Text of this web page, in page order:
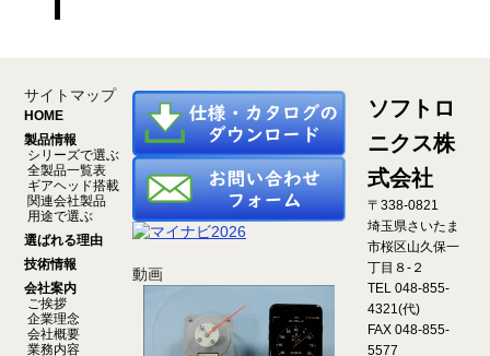
サイトマップ
HOME
製品情報
シリーズで選ぶ
全製品一覧表
ギアヘッド搭載
関連会社製品
用途で選ぶ
選ばれる理由
技術情報
会社案内
ご挨拶
企業理念
会社概要
業務内容
動画
ソフトロ
ニクス株
式会社
〒338-0821
埼玉県さいたま
市桜区山久保一
丁目８-２
TEL 048-855-
4321(代)
FAX 048-855-
5577